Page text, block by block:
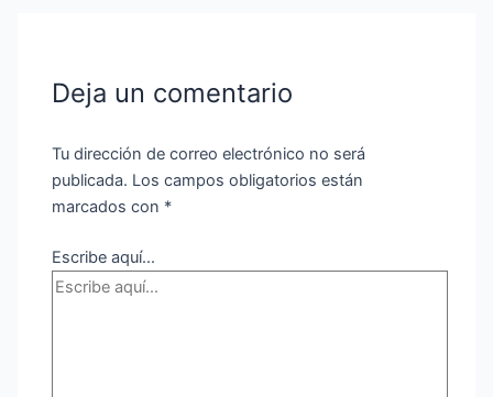
Deja un comentario
Tu dirección de correo electrónico no será
publicada. Los campos obligatorios están
marcados con *
Escribe aquí...